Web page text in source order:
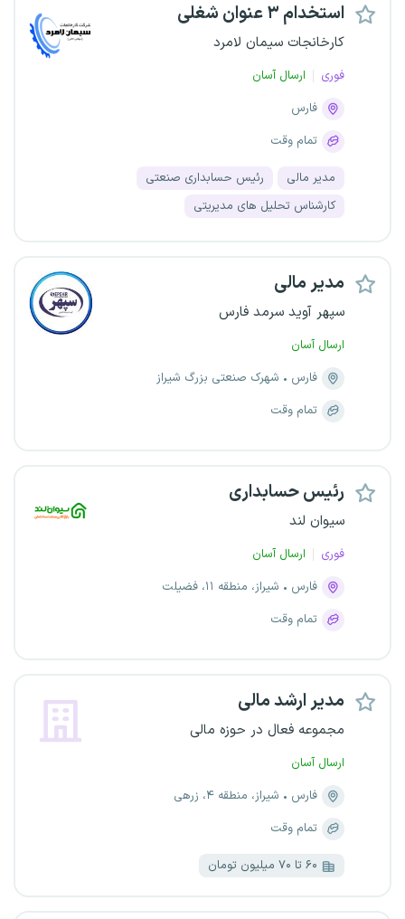
استخدام ۳ عنوان شغلی
کارخانجات سیمان لامرد
فوری
ارسال آسان
فارس
تمام وقت
مدیر مالی
رئیس حسابداری صنعتی
کارشناس تحلیل های مدیریتی
مدیر مالی
سپهر آوید سرمد فارس
ارسال آسان
فارس
شهرک صنعتی بزرگ شیراز
تمام وقت
رئیس حسابداری
سیوان لند
فوری
ارسال آسان
فارس
شیراز، منطقه ۱۱، فضیلت
تمام وقت
مدیر ارشد مالی
مجموعه فعال در حوزه مالی
ارسال آسان
فارس
شیراز، منطقه ۴، زرهی
تمام وقت
۶۰ تا ۷۰ میلیون تومان